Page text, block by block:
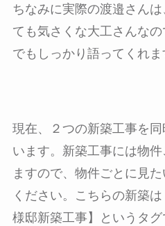
ちなみに実際の渡邉さん
ても気さくな大工さんな
でもしっかり語ってくれま
現在、２つの新築工事を
います。新築工事には物
ますので、物件ごとに見
ください。こちらの新築
様邸新築工事】というタ